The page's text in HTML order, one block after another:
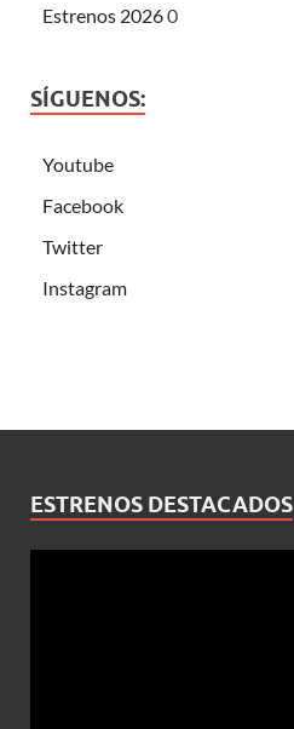
Estrenos 20260
SÍGUENOS:
Youtube
Facebook
Twitter
Instagram
ESTRENOS DESTACADOS